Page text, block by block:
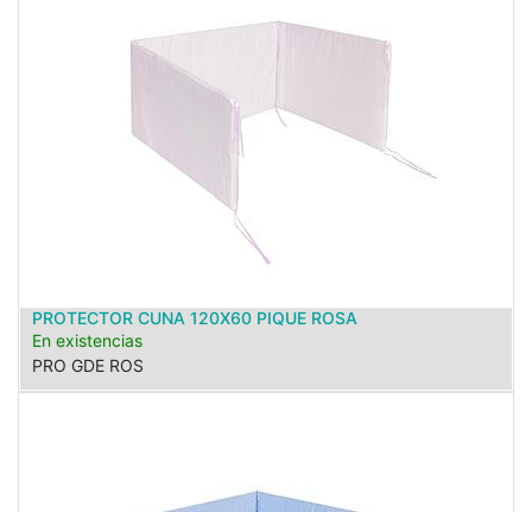
PROTECTOR CUNA 120X60 PIQUE ROSA
En existencias
PRO GDE ROS